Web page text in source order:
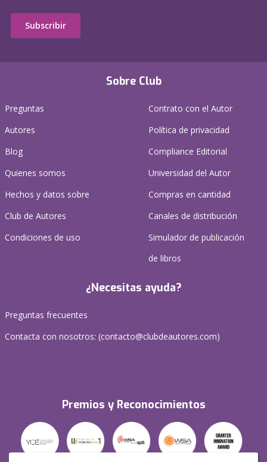
Sobre Club
Preguntas
Autores
Blog
Quienes somos
Hechos y datos sobre
Club de Autores
Condiciones de uso
Contrato con el Autor
Política de privacidad
Compliance Editorial
Universidad del Autor
Compras en cantidad
Canales de distribución
Simulador de publicación
de libros
¿Necesitas ayuda?
Preguntas frecuentes
Contacta con nosotros: (contacto@clubdeautores.com)
Premios y Reconocimientos
Subscribir